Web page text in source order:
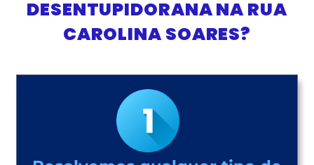
DESENTUPIDORANA NA RUA
CAROLINA SOARES?